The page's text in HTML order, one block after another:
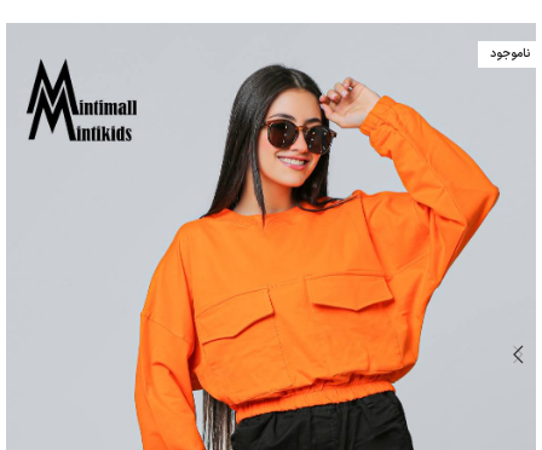
ناموجود